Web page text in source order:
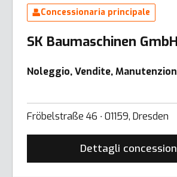
Concessionaria principale
SK Baumaschinen GmbH
Noleggio, Vendite,
Fröbelstraße 46 ∙ 01159, Dresden
Dettagli